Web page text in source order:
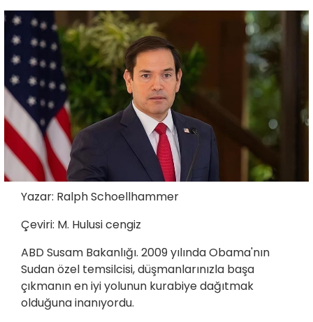
Yazar: Ralph Schoellhammer
Çeviri: M. Hulusi cengiz
ABD Susam Bakanlığı. 2009 yılında Obama'nın
Sudan özel temsilcisi, düşmanlarınızla başa
çıkmanın en iyi yolunun kurabiye dağıtmak
olduğuna inanıyordu.